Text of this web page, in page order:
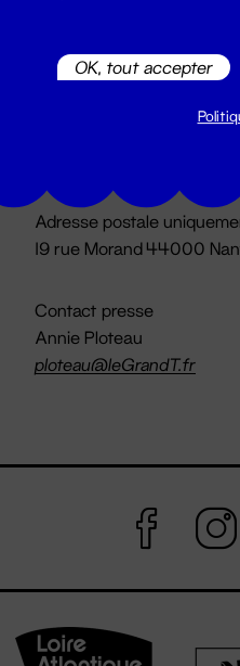
02 51 88 25 25
billetterie@leGrandT.fr
Du lundi au vendredi 14h →
Adresse postale
19 rue Morand 44000
Contact presse
Annie Ploteau
ploteau@leGrandT.fr
OK, tout accepter